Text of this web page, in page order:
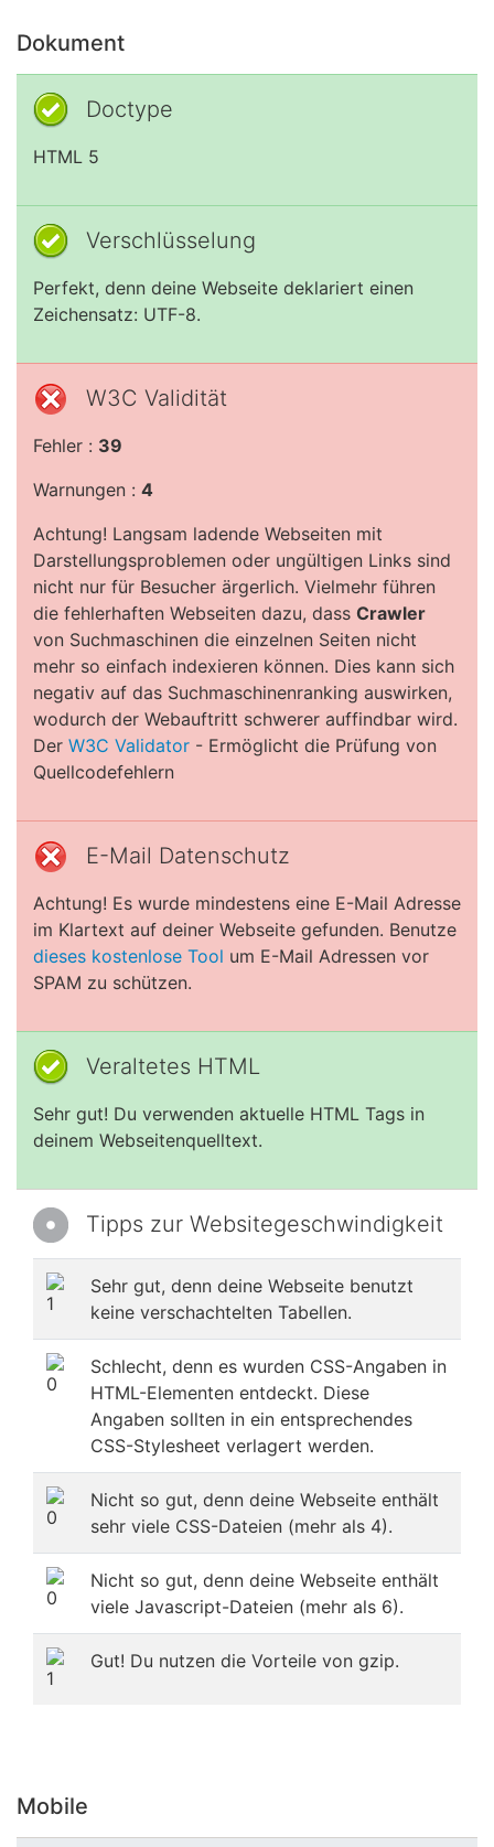
Dokument
Doctype
HTML 5
Verschlüsselung
Perfekt, denn deine Webseite deklariert einen
Zeichensatz: UTF-8.
W3C Validität
Fehler : 39
Warnungen : 4
Achtung! Langsam ladende Webseiten mit
Darstellungsproblemen oder ungültigen Links sind
nicht nur für Besucher ärgerlich. Vielmehr führen
die fehlerhaften Webseiten dazu, dass Crawler
von Suchmaschinen die einzelnen Seiten nicht
mehr so einfach indexieren können. Dies kann sich
negativ auf das Suchmaschinenranking auswirken,
wodurch der Webauftritt schwerer auffindbar wird.
Der W3C Validator - Ermöglicht die Prüfung von
Quellcodefehlern
E-Mail Datenschutz
Achtung! Es wurde mindestens eine E-Mail Adresse
im Klartext auf deiner Webseite gefunden. Benutze
dieses kostenlose Tool um E-Mail Adressen vor
SPAM zu schützen.
Veraltetes HTML
Sehr gut! Du verwenden aktuelle HTML Tags in
deinem Webseitenquelltext.
Tipps zur Websitegeschwindigkeit
Sehr gut, denn deine Webseite benutzt
keine verschachtelten Tabellen.
Schlecht, denn es wurden CSS-Angaben in
HTML-Elementen entdeckt. Diese
Angaben sollten in ein entsprechendes
CSS-Stylesheet verlagert werden.
Nicht so gut, denn deine Webseite enthält
sehr viele CSS-Dateien (mehr als 4).
Nicht so gut, denn deine Webseite enthält
viele Javascript-Dateien (mehr als 6).
Gut! Du nutzen die Vorteile von gzip.
Mobile